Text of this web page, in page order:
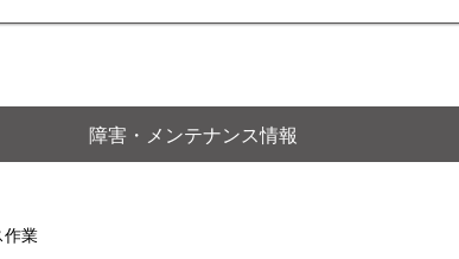
障害・メンテナンス情報
作業